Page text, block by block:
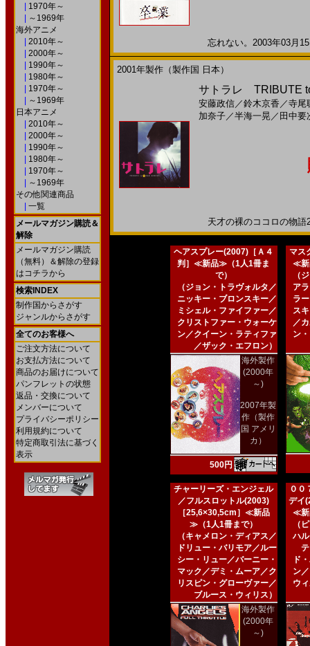
1970年～
～1969年
海外アニメ
2010年～
2000年～
1990年～
1980年～
1970年～
～1969年
日本アニメ
2010年～
2000年～
1990年～
1980年～
1970年～
～1969年
その他関連商品
一覧
メールマガジン購読＆
解除
メールマガジン購読
（無料）＆解除の登録
はコチラから
検索INDEX
制作国からさがす
ジャンルからさがす
全てのお客様へ
ご注文方法について
お支払方法について
商品のお届けについて
パンフレットの状態
返品・交換について
メンバーについて
プライバシーポリシー
利用規約について
特定商取引法に基づく
表示
忘れない。2003年03月
2001年製作（製作国 日本）
サトラレ TRIBUTE
安藤政信／鈴木京香 ／寺尾
加奈子／半海一晃／ 田中要
天才の裸のココロの物
ヘアスプレー(2007)［Ａ４
判］≪新品≫（1人1冊ま
で）
（ジョン・トラヴォルタ／
ニッキー・ブロンスキー／
ミシェル・ファイファー／
クリストファー・ウォーケ
ン／クイーン・ラティファ
／ザック・エフロン）
海外製作
(2000年
～)
2007年製
作（製作
国 アメリ
カ）
500円
マス
≪新
（
ア
ラ
ス
／
ン
チャーリーズ・エンジェル
／フルスロットル(2003)
［25,6×30,5cm］≪新品
≫（1人1冊まで）
（キャメロン・ディアス／
ドリュー・バリモア／ルー
シー・リュー／バーニー・
マック／デミ・ムーア／ク
リスピン・グローヴァー／
ブルース・ウィリス）
海外製作
(2000年
～)
００
デイ
≪新
（
ハ
ド
ン
ウ